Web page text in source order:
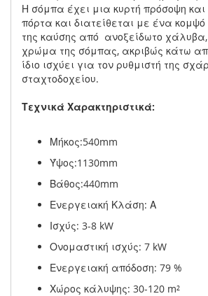
Η σόμπα έχει μια κυρτή πρόσοψη
πόρτα και διατείθεται με ένα
της καύσης από ανοξείδωτο
χρώμα της σόμπας, ακριβώς κάτω
ίδιο ισχύει για τον ρυθμιστή της
σταχτοδοχείου.
Τεχνικά Χαρακτηριστικά:
Μήκος:540mm
Ύψος:1130mm
Βάθος:440mm
Ενεργειακή Κλάση: Α
Ισχύς: 3-8 kW
Ονομαστική ισχύς: 7 kW
Ενεργειακή απόδοση: 79 %
Χώρος κάλυψης: 30-120 m²